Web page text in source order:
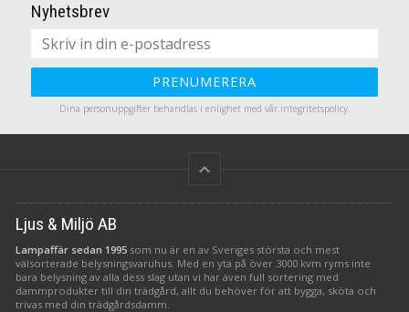
Nyhetsbrev
PRENUMERERA
Dina personuppgifter behandlas i enlighet med vår integritetspolicy.
keyboard_arrow_up
Ljus & Miljö AB
Lampaffär sedan 1995 som nu är en av Sveriges största och mest
välsorterade belysningsvaruhus. Med en yta på över 3000 kvm ryms inte
bara belysning av alla dess slag utan vi har även full sortering med
dammprodukter till din trädgård, allt du behöver för att bygga, sköta och
trivas med din trädgårdsdamm.